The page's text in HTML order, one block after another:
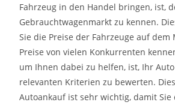
Fahrzeug in den Handel bringen, ist,
Gebrauchtwagenmarkt zu kennen.
Sie die Preise der Fahrzeuge auf dem
Preise von vielen Konkurrenten
um Ihnen dabei zu helfen, ist, Ihr
relevanten Kriterien zu bewerten.
Autoankauf ist sehr wichtig, damit Sie